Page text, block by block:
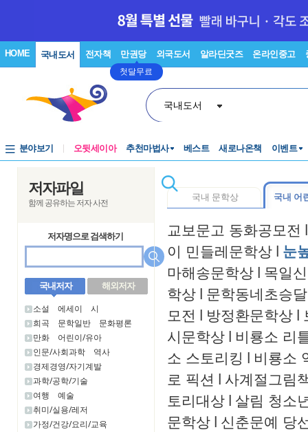
HOME 국내도서 전자책 만권당
첫달무료
외국도서 알라딘굿즈 온라인중고
국내도서
분야보기 오뒷세이아 추천마법사 베스트 새로나온책 이벤트
저자파일
함께 공유하는 저자 사전
저자명으로 검색하기
국내저자 해외저자
소설 에세이
시
희곡
문학일반
문화평론
만화
어린이/유아
인문/사회과학
역사
경제경영/자기계발
과학/공학/기술
여행
예술
취미/실용/레저
가정/건강/요리/교육
국내 문학상 국내 어
교보문고 동화공모전 l
이 민들레문학상 l 눈
마해송문학상 l 목일
학상 l 문학동네초승
모전 l 방정환문학상 l
시문학상 l 비룡소 리
소 스토리킹 l 비룡소
로 픽션 l 사계절그림
토리대상 l 살림 청소
문학상 l 신춘문예 당